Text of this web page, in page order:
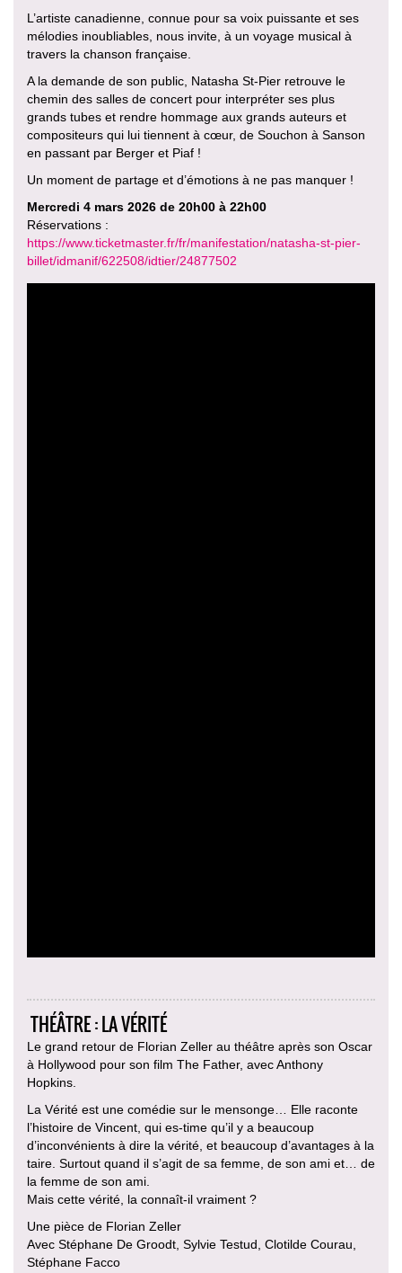
L’artiste canadienne, connue pour sa voix puissante et ses
mélodies inoubliables, nous invite, à un voyage musical à
travers la chanson française.
A la demande de son public, Natasha St-Pier retrouve le
chemin des salles de concert pour interpréter ses plus
grands tubes et rendre hommage aux grands auteurs et
compositeurs qui lui tiennent à cœur, de Souchon à Sanson
en passant par Berger et Piaf !
Un moment de partage et d’émotions à ne pas manquer !
Mercredi 4 mars 2026 de 20h00 à 22h00
Réservations :
https://www.ticketmaster.fr/fr/manifestation/natasha-st-pier-
billet/idmanif/622508/idtier/24877502
THÉÂTRE : LA VÉRITÉ
Le grand retour de Florian Zeller au théâtre après son Oscar
à Hollywood pour son film The Father, avec Anthony
Hopkins.
La Vérité est une comédie sur le mensonge… Elle raconte
l’histoire de Vincent, qui es-time qu’il y a beaucoup
d’inconvénients à dire la vérité, et beaucoup d’avantages à la
taire. Surtout quand il s’agit de sa femme, de son ami et… de
la femme de son ami.
Mais cette vérité, la connaît-il vraiment ?
Une pièce de Florian Zeller
Avec Stéphane De Groodt, Sylvie Testud, Clotilde Courau,
Stéphane Facco